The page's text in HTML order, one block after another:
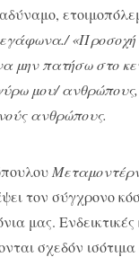
μην πατήσω στο
μου/
ανθρώπους.
τον σύγχρονο
μας.
σχεδόν